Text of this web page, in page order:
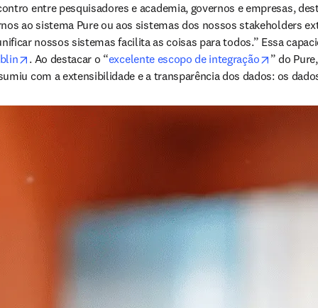
entre pesquisadores e academia, governos e empresas,
ao sistema Pure ou aos sistemas dos nossos stakeholders
nossos sistemas facilita as coisas para todos.” Essa
opens in new tab/window
. Ao destacar o “excelente escopo de integração opens in
” do
com a extensibilidade e a transparência dos dados: os